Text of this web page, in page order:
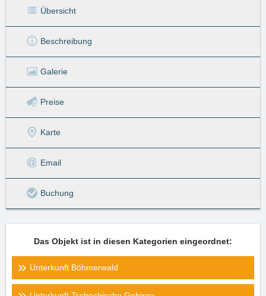
Übersicht
Beschreibung
Galerie
Preise
Karte
Email
Buchung
Das Objekt ist in diesen Kategorien eingeordnet:
Unterkunft Böhmerwald